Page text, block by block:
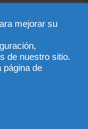
6, 45004,
mejorar su
de nuestro sitio.
página de